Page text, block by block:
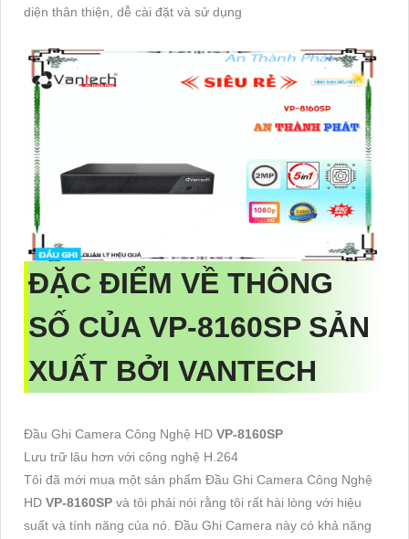
diện thân thiện, dễ cài đặt và sử dụng
ĐẶC ĐIỂM VỀ THÔNG
SỐ CỦA VP-8160SP SẢN
XUẤT BỞI VANTECH
Đầu Ghi Camera Công Nghệ HD VP-8160SP
Lưu trữ lâu hơn với công nghệ H.264
Tôi đã mới mua một sản phẩm Đầu Ghi Camera Công Nghệ
HD VP-8160SP và tôi phải nói rằng tôi rất hài lòng với hiệu
suất và tính năng của nó. Đầu Ghi Camera này có khả năng